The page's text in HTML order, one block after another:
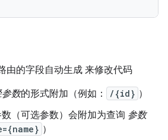
由的字段自动生成 来修改代码
数的形式附加（例如： /{id} ）
（可选参数）会附加为查询 参数
）